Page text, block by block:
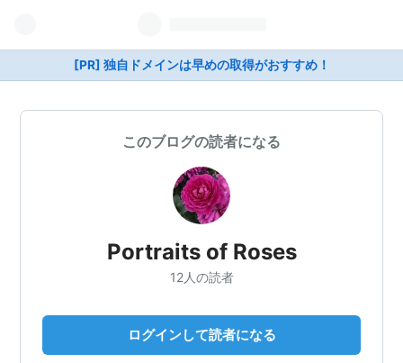
[PR] 独自ドメインは早めの取得がおすすめ！
このブログの読者になる
Portraits of Roses
12人の読者
ログインして読者になる